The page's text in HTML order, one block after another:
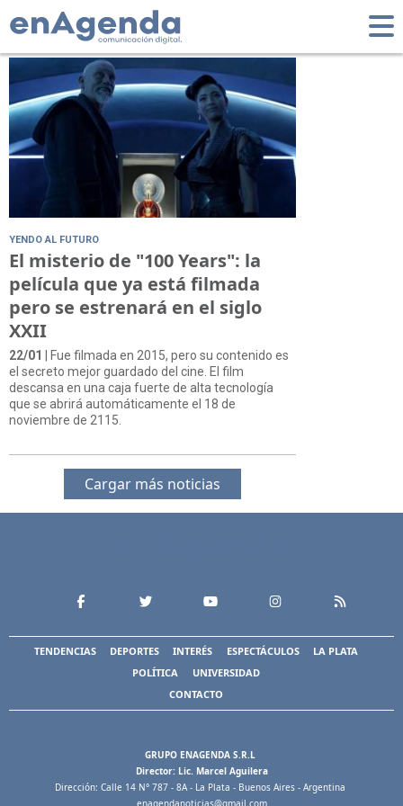
Tag: John Malkovich
YENDO AL FUTURO
El misterio de "100 Years": la
película que ya está filmada
pero se estrenará en el siglo
XXII
22/01
| Fue filmada en 2015, pero su contenido es
el secreto mejor guardado del cine. El film
descansa en una caja fuerte de alta tecnología
que se abrirá automáticamente el 18 de
noviembre de 2115.
Cargar más noticias
TENDENCIAS DEPORTES INTERÉS ESPECTÁCULOS
LA PLATA
POLÍTICA
UNIVERSIDAD
CONTACTO
GRUPO ENAGENDA S.R.L
Director: Lic. Marcel Aguilera
Dirección: Calle 14 N° 787 - 8A - La Plata - Buenos Aires - Argentina
enagendanoticias@gmail.com